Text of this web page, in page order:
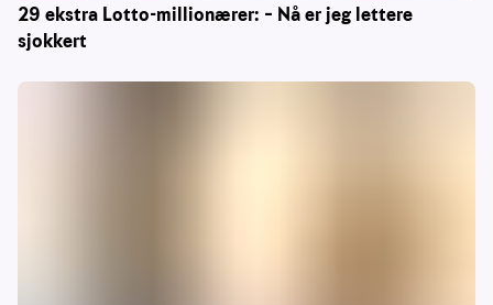
29 ekstra Lotto-millionærer: – Nå er jeg lettere
sjokkert